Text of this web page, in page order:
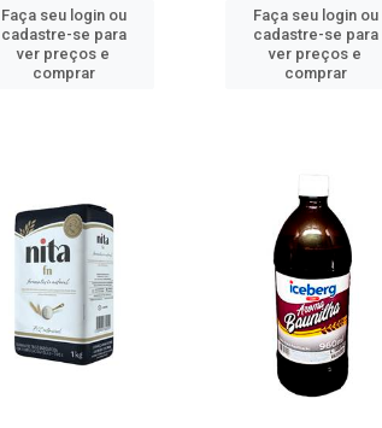
Faça seu login ou
cadastre-se para
ver preços e
comprar
Faça seu login ou
cadastre-se para
ver preços e
comprar